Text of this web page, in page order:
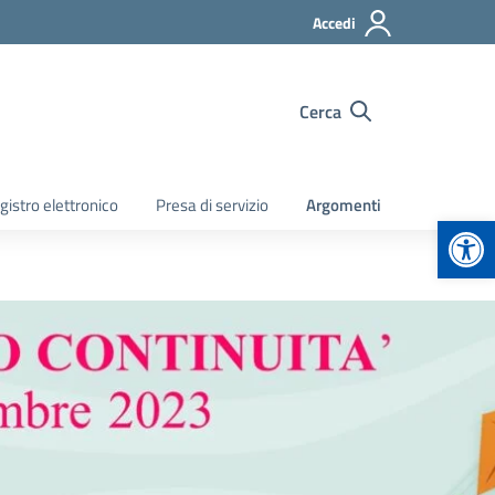
Accedi
Cerca
elettronico Presa di servizio Argomenti